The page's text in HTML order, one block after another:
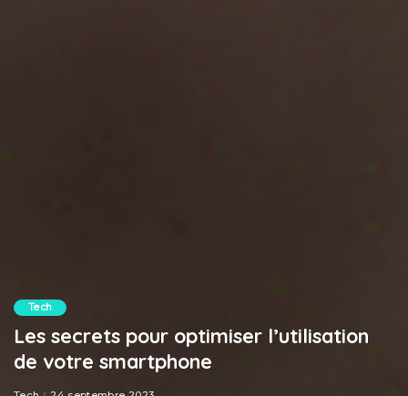
Tech
Les secrets pour optimiser l’utilisation
de votre smartphone